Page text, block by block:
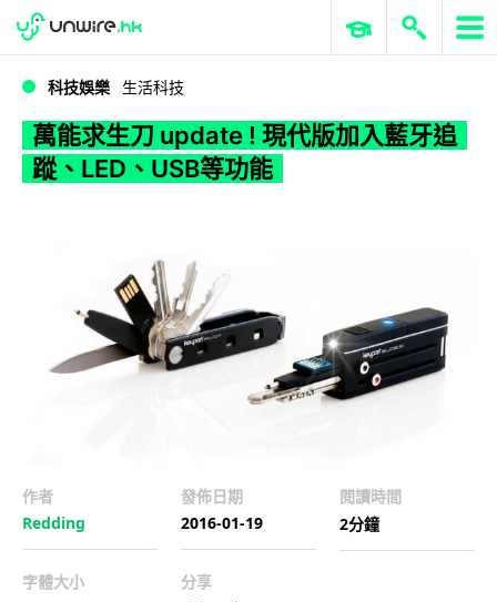
WWDC 2026 ERP 與商業 AI
科技娛樂 生活科技
萬能求生刀 update ! 現代版加入藍牙追
蹤、LED、USB等功能
作者
Redding
發佈日期
2016-01-19
閱讀時間
2分鐘
字體大小 分享